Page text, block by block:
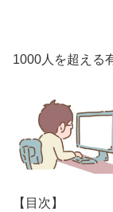
1000人を超える
【目次】